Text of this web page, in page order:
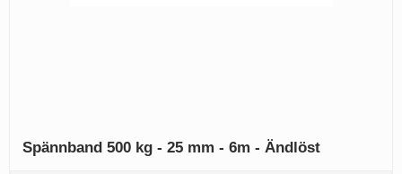
Spännband 500 kg - 25 mm - 6m - Ändlöst